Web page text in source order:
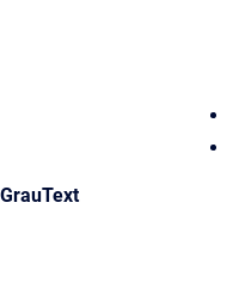
GrauText